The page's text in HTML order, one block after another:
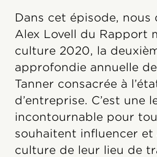
Dans cet épisode, nous
Alex Lovell du Rapport
culture 2020, la
approfondie annuelle de
Tanner consacrée à
d’entreprise. C’est une
incontournable pour
souhaitent influencer et
culture de leur lieu de